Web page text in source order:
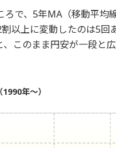
で、5年MA（移動平均
以上に変動したのは5回
このまま円安が一段と
年～）